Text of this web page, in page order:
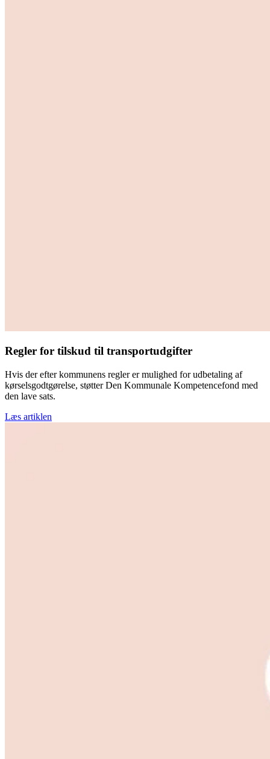
Regler for tilskud til transportudgifter
Hvis der efter kommunens regler er mulighed for udbetaling af
kørselsgodtgørelse, støtter Den Kommunale Kompetencefond med
den lave sats.
Læs artiklen